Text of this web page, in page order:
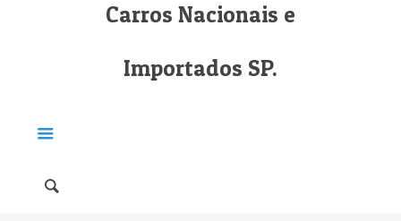
Carros Nacionais e
Importados SP.